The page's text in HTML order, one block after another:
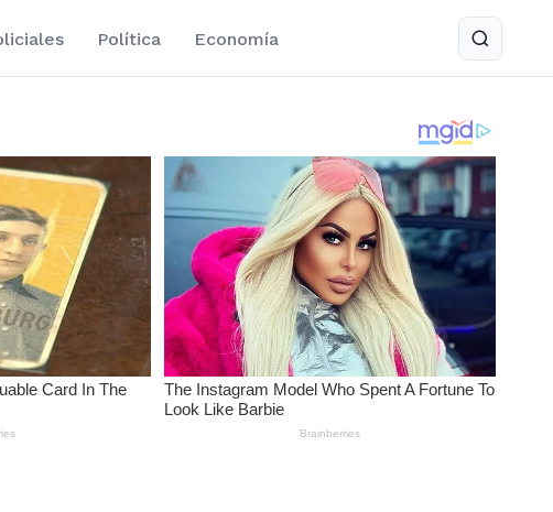
Política Economía